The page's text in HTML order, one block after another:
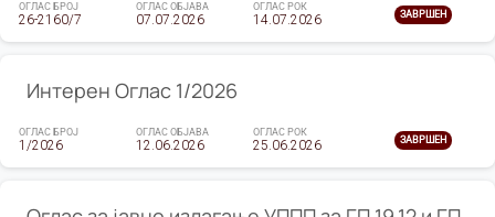
ОГЛАС БРОЈ
26-2160/7
ОГЛАС ОБЈАВА
07.07.2026
ОГЛАС РОК
14.07.2026 ЗАВРШЕН
Интерен Оглас 1/2026
ОГЛАС БРОЈ
1/2026
ОГЛАС ОБЈАВА
12.06.2026
ОГЛАС РОК
25.06.2026 ЗАВРШЕН